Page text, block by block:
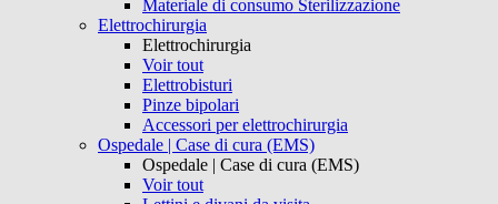
Materiale di consumo Sterilizzazione
Elettrochirurgia
Elettrochirurgia
Voir tout
Elettrobisturi
Pinze bipolari
Accessori per elettrochirurgia
Ospedale | Case di cura (EMS)
Ospedale | Case di cura (EMS)
Voir tout